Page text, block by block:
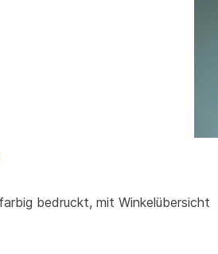
Gliedermaßstab aus Holz, mehrfarbig bedruckt, mit Winkelübersicht